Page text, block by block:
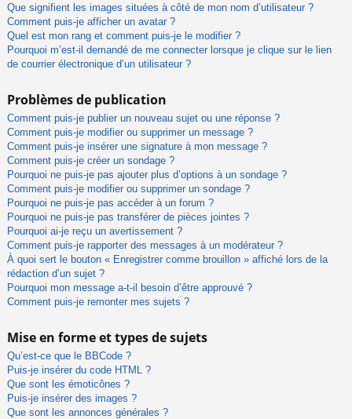
Que signifient les images situées à côté de mon nom d’utilisateur ?
Comment puis-je afficher un avatar ?
Quel est mon rang et comment puis-je le modifier ?
Pourquoi m’est-il demandé de me connecter lorsque je clique sur le lien
de courrier électronique d’un utilisateur ?
Problèmes de publication
Comment puis-je publier un nouveau sujet ou une réponse ?
Comment puis-je modifier ou supprimer un message ?
Comment puis-je insérer une signature à mon message ?
Comment puis-je créer un sondage ?
Pourquoi ne puis-je pas ajouter plus d’options à un sondage ?
Comment puis-je modifier ou supprimer un sondage ?
Pourquoi ne puis-je pas accéder à un forum ?
Pourquoi ne puis-je pas transférer de pièces jointes ?
Pourquoi ai-je reçu un avertissement ?
Comment puis-je rapporter des messages à un modérateur ?
À quoi sert le bouton « Enregistrer comme brouillon » affiché lors de la
rédaction d’un sujet ?
Pourquoi mon message a-t-il besoin d’être approuvé ?
Comment puis-je remonter mes sujets ?
Mise en forme et types de sujets
Qu’est-ce que le BBCode ?
Puis-je insérer du code HTML ?
Que sont les émoticônes ?
Puis-je insérer des images ?
Que sont les annonces générales ?